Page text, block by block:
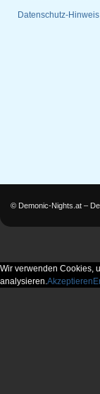
Datenschutz-Hinweis
© Demonic-Nights.at –
Wir verwenden Cookies,
analysieren.Akzeptieren